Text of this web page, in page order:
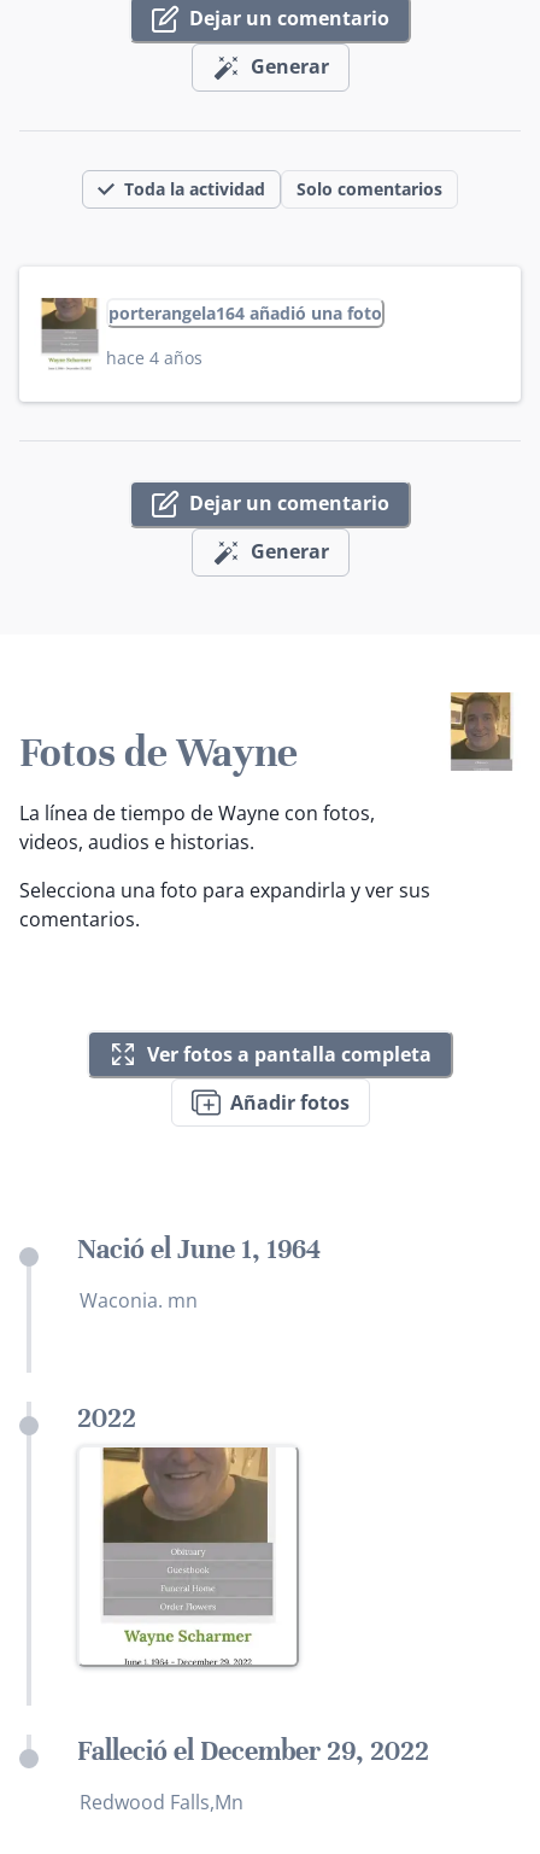
Dejar un comentario
Generar
Toda la actividad Solo comentarios
porterangela164 añadió una foto
hace 4 años
Dejar un comentario
Generar
Fotos de Wayne
La línea de tiempo de Wayne con fotos,
videos, audios e historias.
Selecciona una foto para expandirla y ver sus
comentarios.
Ver fotos a pantalla completa
Añadir fotos
Nació el June 1, 1964
Waconia. mn
2022
Falleció el December 29, 2022
Redwood Falls,Mn